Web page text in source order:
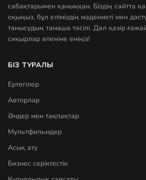
сабақтарымен қаныққан. Біздің сайтта
оқыңыз, бұл еліміздің мәдениеті мен
танысудың тамаша тәсілі. Дәл қазір
сиқырлар әлеміне еніңіз!
БІЗ ТУРАЛЫ
Ертегілер
Авторлар
Әндер мен тақпақтар
Мультфильмдер
Асық ату
Бизнес серіктестік